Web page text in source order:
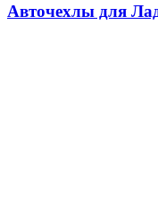
Авточехлы для